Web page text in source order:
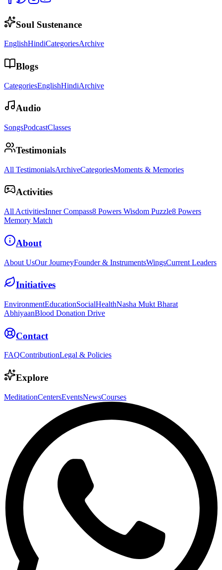
Soul Sustenance
EnglishHindiCategoriesArchive
Blogs
CategoriesEnglishHindiArchive
Audio
SongsPodcastClasses
Testimonials
All TestimonialsArchiveCategoriesMoments & Memories
Activities
All ActivitiesInner Compass8 Powers Wisdom Puzzle8 Powers
Memory Match
About
About UsOur JourneyFounder & InstrumentsWingsCurrent Leaders
Initiatives
EnvironmentEducationSocialHealthNasha Mukt Bharat
AbhiyaanBlood Donation Drive
Contact
FAQContributionLegal & Policies
Explore
MeditationCentersEventsNewsCourses